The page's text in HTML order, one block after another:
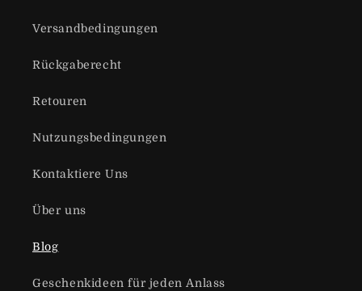
Versandbedingungen
Rückgaberecht
Retouren
Nutzungsbedingungen
Kontaktiere Uns
Über uns
Blog
Geschenkideen für jeden Anlass